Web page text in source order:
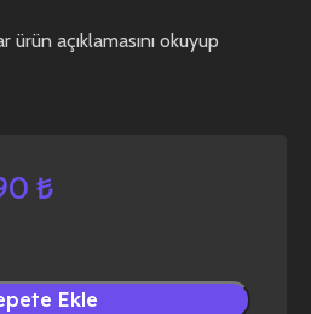
ürün açıklamasını okuyup
₺
Ekle